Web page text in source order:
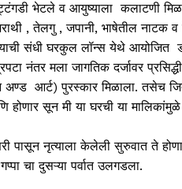
भेटले व आयुष्याला कलाटणी
, तेलगु , जपानी, भाषेतील नाटक व
संधी घरकुल लॉन्स येथे आयोजित
नंतर मला जागतिक दर्जावर
अण्ड आर्ट) पुरस्कार मिळाला. तसेच
सून मी या घरची या मालिकांमुळे
पासून नृत्याला केलेली सुरुवात ते
चा दुसऱ्या पर्वात उलगडला.